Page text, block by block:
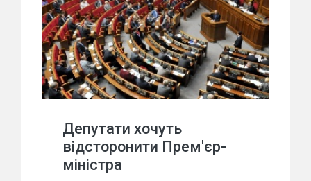
Депутати хочуть
відсторонити Прем'єр-
міністра